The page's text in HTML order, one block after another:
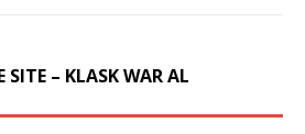
SITE – KLASK WAR AL